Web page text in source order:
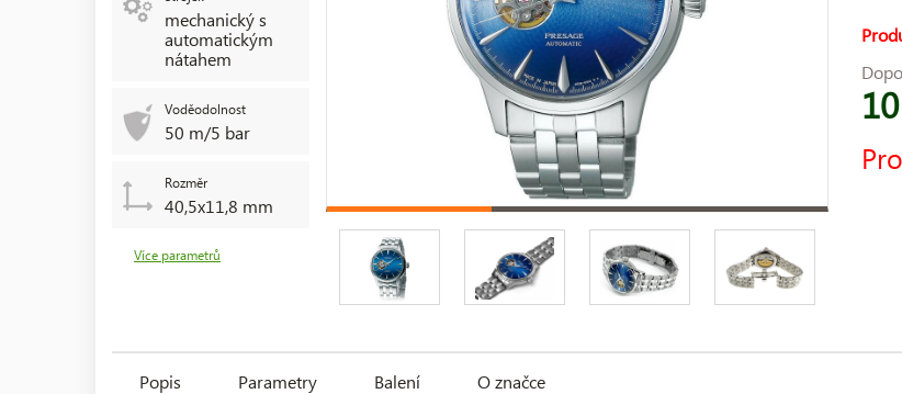
mechanický s
automatickým
nátahem
Voděodolnost
50 m/5 bar
Rozměr
40,5x11,8 mm
Více parametrů
Popis Parametry Balení O značce